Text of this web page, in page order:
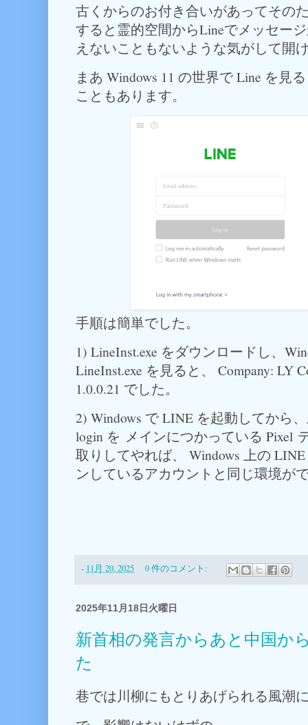
古くからのお付き合いがあってその
すると霊的空間からLineでメッセー
えないこともないような気がして開
まあ Windows 11 の世界で Line を見
こともあります。
手順は簡単でした。
1) LineInst.exe をダウンロードし、
LineInst.exe を見ると、 Company: LY
1.0.0.21 でした。
2) Windows で LINE を起動してから
login を メインにつかっている Pixel
取りしてやれば、 Windows 上の
ンしているアカウントと同じ環境が
- 11月 20, 2025 0 件のコメント:
2025年11月18日火曜日
新首相の発言からあと中国か
た
巷では川柳にもとりあげられる風潮